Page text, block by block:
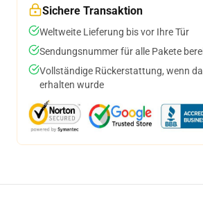
Sichere Transaktion
Weltweite Lieferung bis vor Ihre Tür
Sendungsnummer für alle Pakete
Vollständige Rückerstattung, wenn
erhalten wurde